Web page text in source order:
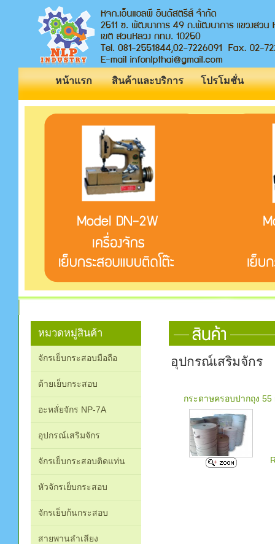
หน้าแรก สินค้าและบริการ โปรโมชั่น
หมวดหมู่สินค้า
จักรเย็บกระสอบมือถือ
ด้ายเย็บกระสอบ
อะหลั่ยจักร NP-7A
อุปกรณ์เสริมจักร
จักรเย็บกระสอบติดแท่น
หัวจักรเย็บกระสอบ
จักรเย็บก้นกระสอบ
สายพานลำเลียง
อุปกรณ์เสริมจักร
กระดาษครอบปากถุง 55